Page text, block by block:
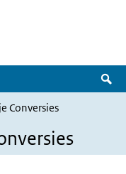
Conversies